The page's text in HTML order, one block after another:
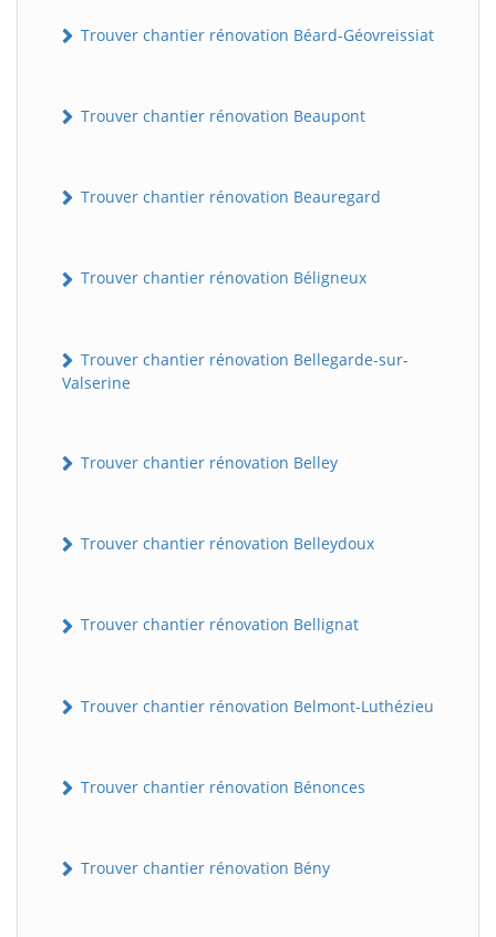
Trouver chantier rénovation Béard-Géovreissiat
Trouver chantier rénovation Beaupont
Trouver chantier rénovation Beauregard
Trouver chantier rénovation Béligneux
Trouver chantier rénovation Bellegarde-sur-
Valserine
Trouver chantier rénovation Belley
Trouver chantier rénovation Belleydoux
Trouver chantier rénovation Bellignat
Trouver chantier rénovation Belmont-Luthézieu
Trouver chantier rénovation Bénonces
Trouver chantier rénovation Bény